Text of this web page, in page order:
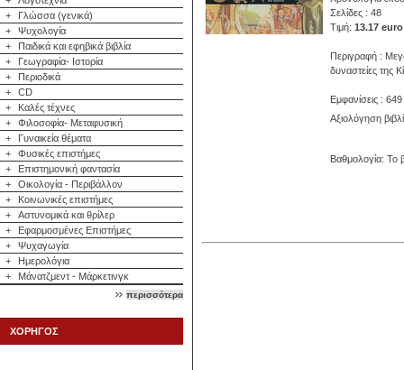
+
Γλώσσα (γενικά)
+
Ψυχολογία
+
Παιδικά και εφηβικά βιβλία
+
Γεωγραφία- Ιστορία
+
Περιοδικά
+
CD
+
Καλές τέχνες
+
Φιλοσοφία- Μεταφυσική
+
Γυναικεία θέματα
+
Φυσικές επιστήμες
+
Επιστημονική φαντασία
+
Οικολογία - Περιβάλλον
+
Κοινωνικές επιστήμες
+
Αστυνομικά και θρίλερ
+
Εφαρμοσμένες Επιστήμες
+
Ψυχαγωγία
+
Ημερολόγια
+
Μάνατζμεντ - Μάρκετινγκ
περισσότερα
ΧΟΡΗΓΟΣ
Σελίδες : 48
Τιμή: 13.17 euro
Περιγραφή :
δυναστείες της
Εμφανίσεις : 649
Αξιολόγηση
Βαθμολογία: Το